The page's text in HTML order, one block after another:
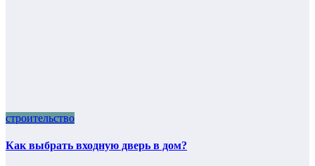
строительство
Как выбрать входную дверь в дом?